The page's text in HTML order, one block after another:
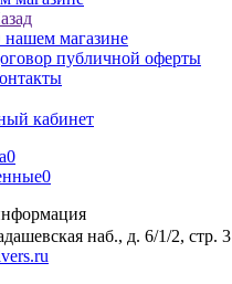
магазине
публичной оферты
кабинет
0
0
наб., д. 6/1/2, стр. 3